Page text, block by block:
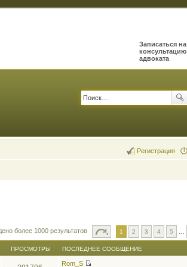
Записаться на
консультацию
адвоката
Регистрация
более 1000 результатов 1 2 3 4 5
ПРОСМОТРЫ ПОСЛЕДНЕЕ СООБЩЕНИЕ
Rom_S